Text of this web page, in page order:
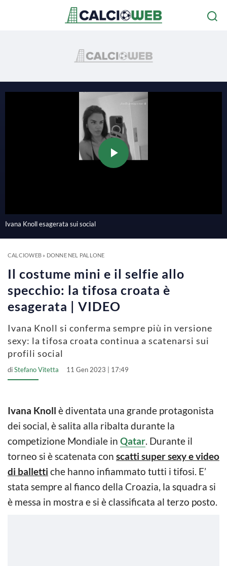
P
V
o
Ivana Knoll esagerata sui social
CALCIOWEB» DONNE NEL PALLONE
Il costume mini e il selfie allo
specchio: la tifosa croata è
esagerata | VIDEO
Ivana Knoll si conferma sempre più in versione
sexy: la tifosa croata continua a scatenarsi sui
profili social
diStefano Vitetta 11 Gen 2023 | 17:49
Ivana Knoll è diventata una grande protagonista
dei social, è salita alla ribalta durante la
competizione Mondiale in Qatar. Durante il
torneo si è scatenata con scatti super sexy e video
di balletti che hanno infiammato tutti i tifosi. E’
stata sempre al fianco della Croazia, la squadra si
è messa in mostra e si è classificata al terzo posto.